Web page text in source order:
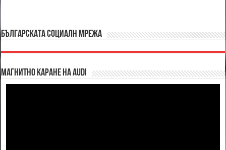
БЪЛГАРСКАТА СОЦИАЛН МРЕЖА
Магнитно каране на Audi